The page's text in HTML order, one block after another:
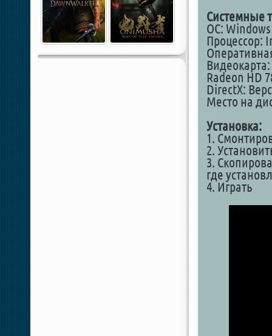
Системные
ОС:
Процессор:
Видеокарта:
Radeon HD
DirectX:
Место на
Установка:
1.
2.
3.
где
4. Играть